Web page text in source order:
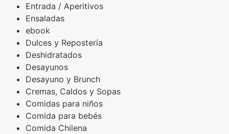
Entrada / Aperitivos
Ensaladas
ebook
Dulces y Repostería
Deshidratados
Desayunos
Desayuno y Brunch
Cremas, Caldos y Sopas
Comidas para niños
Comida para bebés
Comida Chilena